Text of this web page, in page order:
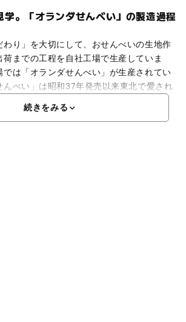
学。「オランダせんべい」の製造過程
わり」を大切にして、おせんべいの生地作
荷までの工程を自社工場で生産していま
では「オランダせんべい」が生産されてい
んべい」は昭和37年発売以来東北で愛され
の「オランダせんべい」の製造過程が見
続きをみる